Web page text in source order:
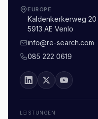
EUROPE
Kaldenkerkerweg 20
5913 AE Venlo
info@re-search.com
085 222 0619
LEISTUNGEN